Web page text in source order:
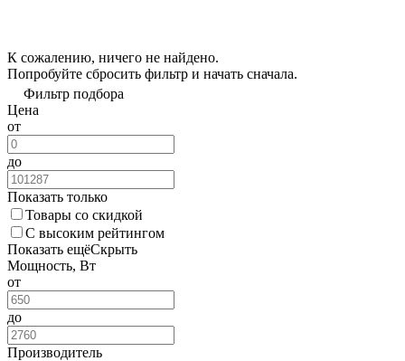
К сожалению, ничего не найдено.
Попробуйте сбросить фильтр и начать сначала.
Фильтр подбора
Цена
от
до
Показать только
Товары со скидкой
С высоким рейтингом
Показать ещёСкрыть
Мощность, Вт
от
до
Производитель